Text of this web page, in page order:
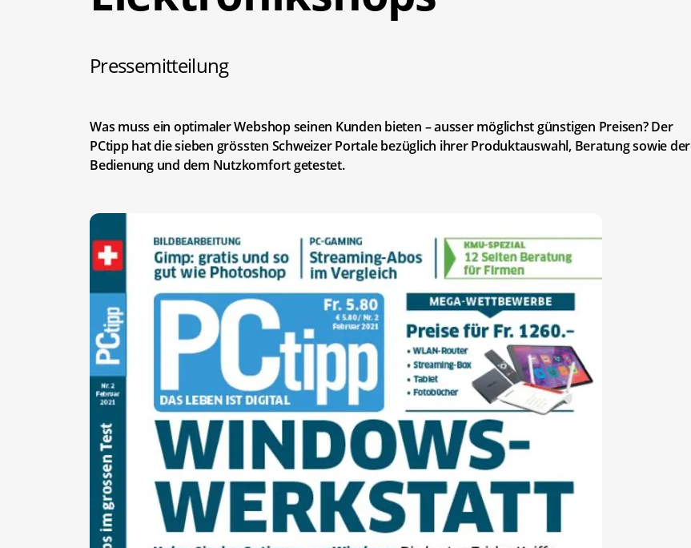
Pressemitteilung
Was muss ein optimaler Webshop seinen Kunden bieten – ausser möglichst günstigen Preisen? Der
PCtipp hat die sieben grössten Schweizer Portale bezüglich ihrer Produktauswahl, Beratung sowie der
Bedienung und dem Nutzkomfort getestet.